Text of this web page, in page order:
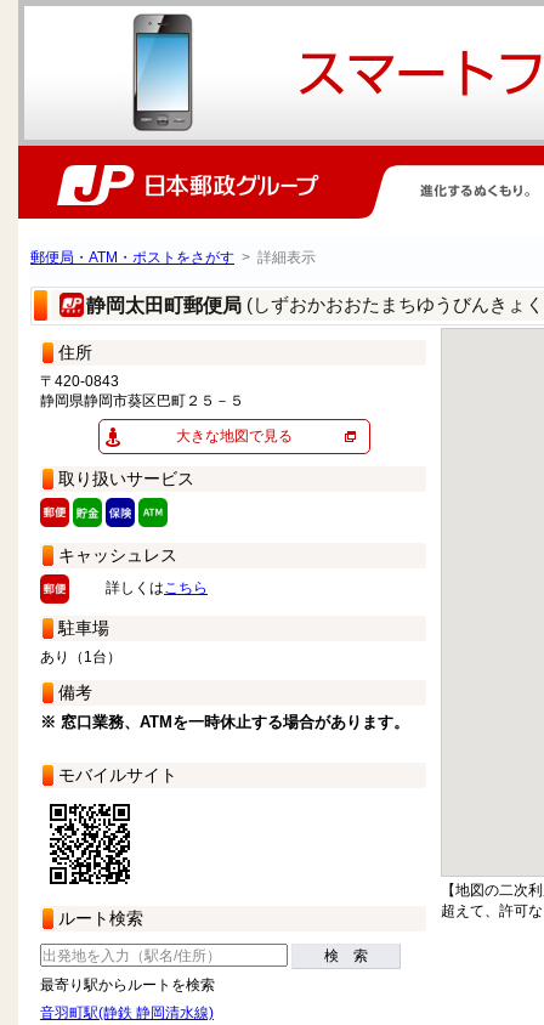
郵便局・ATM・ポストをさがす > 詳細表示
静岡太田町郵便局 (しずおかおおたまちゆうびんきょ
住所
〒420-0843
静岡県静岡市葵区巴町２５－５
大きな地図で見る
取り扱いサービス
キャッシュレス
詳しくはこちら
駐車場
あり（1台）
備考
※ 窓口業務、ATMを一時休止する場合があります。
モバイルサイト
ルート検索
検 索
最寄り駅からルートを検索
音羽町駅(静鉄 静岡清水線)
【地図の二次
超えて、許可